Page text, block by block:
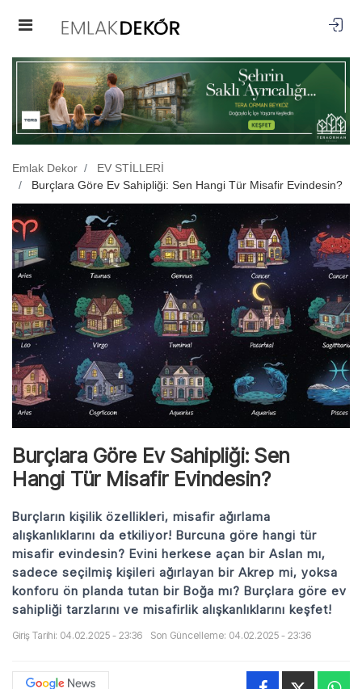
Emlak Dekor
EV STİLLERİ
Burçlara Göre Ev Sahipliği: Sen Hangi Tür Misafir Evindesin?
Burçlara Göre Ev Sahipliği: Sen
Hangi Tür Misafir Evindesin?
Burçların kişilik özellikleri, misafir ağırlama
alışkanlıklarını da etkiliyor! Burcuna göre hangi tür
misafir evindesin? Evini herkese açan bir Aslan mı,
sadece seçilmiş kişileri ağırlayan bir Akrep mi, yoksa
konforu ön planda tutan bir Boğa mı? Burçlara göre ev
sahipliği tarzlarını ve misafirlik alışkanlıklarını keşfet!
Giriş Tarihi: 04.02.2025 - 23:36 Son Güncelleme: 04.02.2025 - 23:36